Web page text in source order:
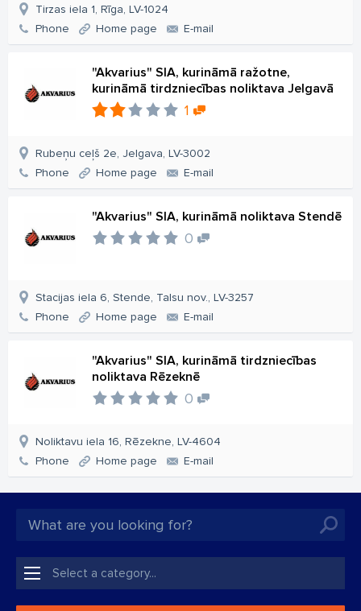
Tirzas iela 1, Rīga, LV-1024
Phone
Home page E-mail
"Akvarius" SIA, kurināmā ražotne,
kurināmā tirdzniecības noliktava Jelgavā
1
Rubeņu ceļš 2e, Jelgava, LV-3002
Phone
Home page E-mail
"Akvarius" SIA, kurināmā noliktava Stendē
0
Stacijas iela 6, Stende, Talsu nov., LV-3257
Phone
Home page E-mail
"Akvarius" SIA, kurināmā tirdzniecības
noliktava Rēzeknē
0
Noliktavu iela 16, Rēzekne, LV-4604
Phone
Home page E-mail